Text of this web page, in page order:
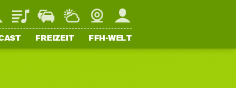
PlaylistStaupilotWetterWebcamMein FFH
FREIZEIT FFH-WELT